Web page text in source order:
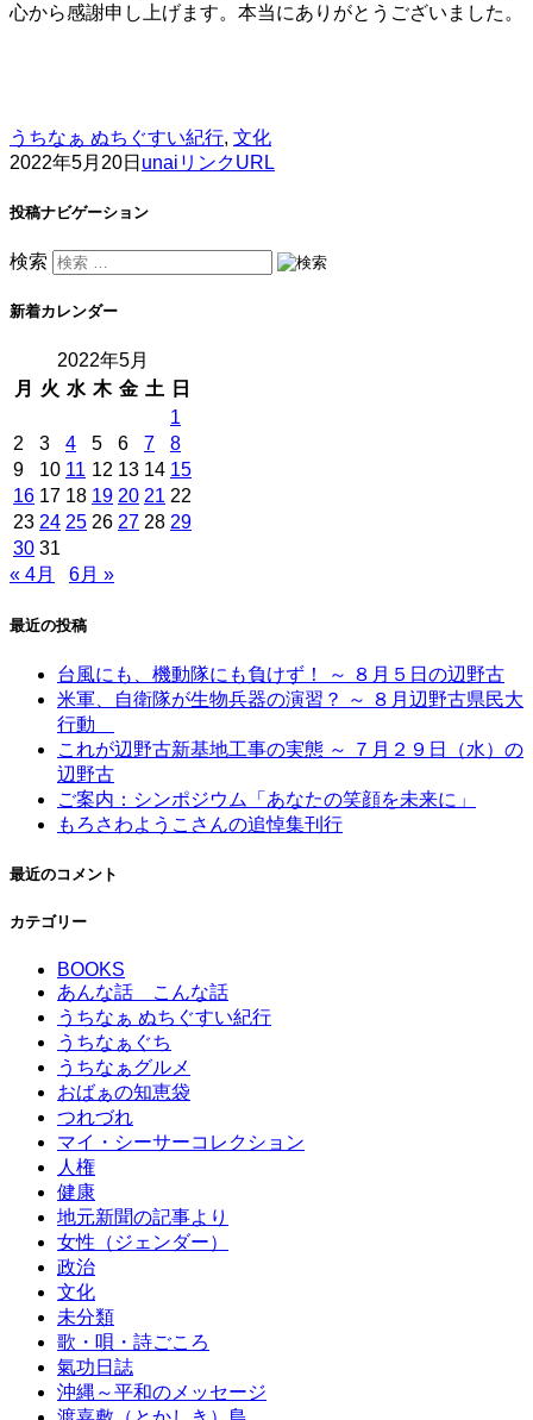
心から感謝申し上げます。本当にありがとうございました。
うちなぁ ぬちぐすい紀行, 文化
2022年5月20日 unai リンクURL
投稿ナビゲーション
検索
新着カレンダー
2022年5月
月
火 水 木 金 土 日
1
2
3 4 5 6 7
8
9
10 11 12 13 14 15
16 17 18 19 20 21 22
23 24 25 26 27 28 29
30 31
« 4月
6月 »
最近の投稿
台風にも、機動隊にも負けず！ ～ ８月５日の辺野古
米軍、自衛隊が生物兵器の演習？ ～ ８月辺野古県民大
行動
これが辺野古新基地工事の実態 ～ ７月２９日（水）の
辺野古
ご案内：シンポジウム「あなたの笑顔を未来に」
もろさわようこさんの追悼集刊行
最近のコメント
カテゴリー
BOOKS
あんな話 こんな話
うちなぁ ぬちぐすい紀行
うちなぁぐち
うちなぁグルメ
おばぁの知恵袋
つれづれ
マイ・シーサーコレクション
人権
健康
地元新聞の記事より
女性（ジェンダー）
政治
文化
未分類
歌・唄・詩ごころ
氣功日誌
沖縄～平和のメッセージ